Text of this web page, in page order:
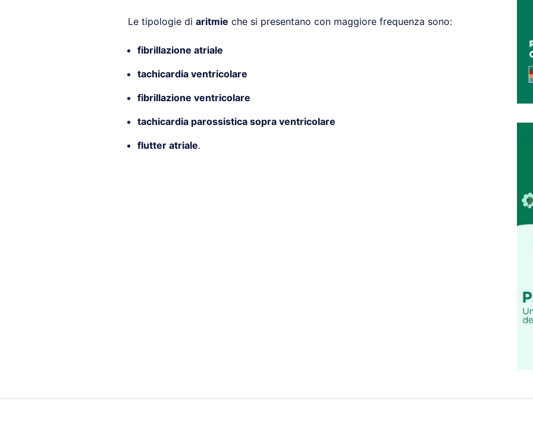
Le tipologie di aritmie che si presentano con maggiore frequenza sono:
fibrillazione atriale
tachicardia ventricolare
fibrillazione ventricolare
tachicardia parossistica sopra ventricolare
flutter atriale.